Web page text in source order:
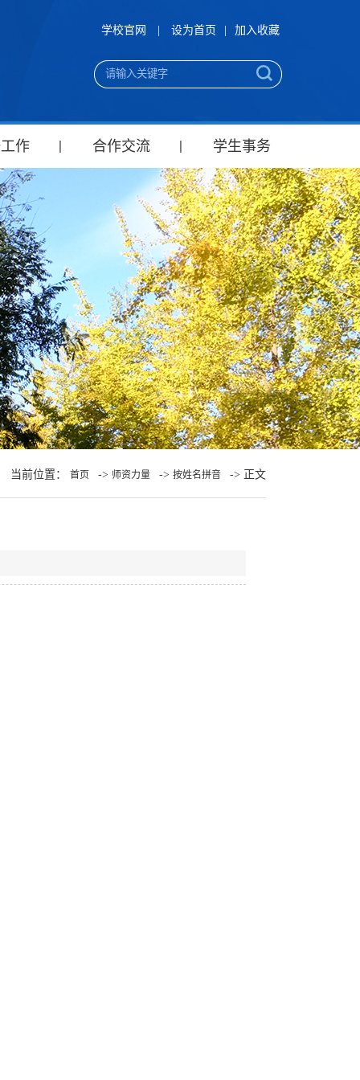
学校官网 设为首页 加入收藏
作 合作交流 学生事务
当前位置： 首页 -> 师资力量 -> 按姓名拼音 -> 正文